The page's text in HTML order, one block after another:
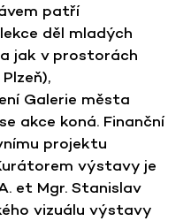
patří
děl mladých
jak v prostorách
Galerie města
akce koná. Finanční
projektu
výstavy je
et Mgr. Stanislav
vizuálu výstavy